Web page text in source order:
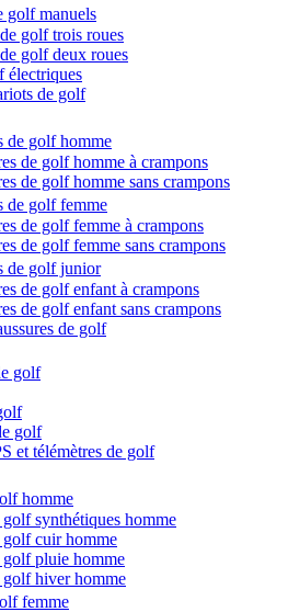
golf manuels
golf trois roues
golf deux roues
électriques
de golf
de golf homme
de golf homme à crampons
de golf homme sans crampons
de golf femme
de golf femme à crampons
de golf femme sans crampons
de golf junior
de golf enfant à crampons
de golf enfant sans crampons
de golf
golf
golf
et télémètres de golf
homme
golf synthétiques homme
golf cuir homme
golf pluie homme
golf hiver homme
femme